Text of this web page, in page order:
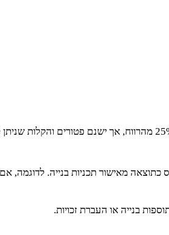
כתוצאה מאישור תכניות בנייה.
בנייה או העברת זכויות.